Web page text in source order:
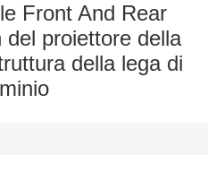
Front And Rear
del proiettore della
della lega di